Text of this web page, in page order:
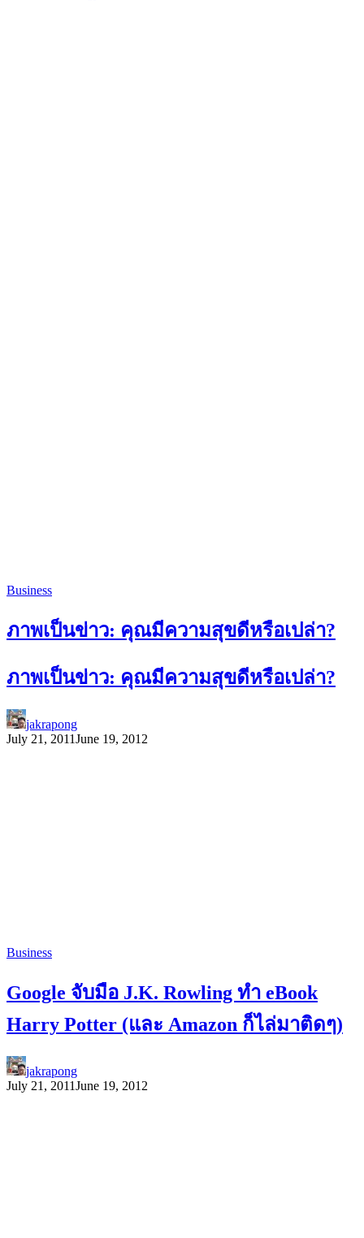
Business
ภาพเป็นข่าว: คุณมีความสุขดีหรือเปล่า?
ภาพเป็นข่าว: คุณมีความสุขดีหรือเปล่า?
jakrapong
July 21, 2011June 19, 2012
Business
Google จับมือ J.K. Rowling ทำ eBook
Harry Potter (และ Amazon ก็ไล่มาติดๆ)
jakrapong
July 21, 2011June 19, 2012